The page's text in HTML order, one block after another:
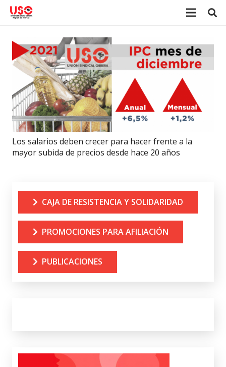
Los salarios deben crecer para hacer frente a la
mayor subida de precios desde hace 20 años
CAJA DE RESISTENCIA Y SOLIDARIDAD
PROMOCIONES PARA AFILIACIÓN
PUBLICACIONES